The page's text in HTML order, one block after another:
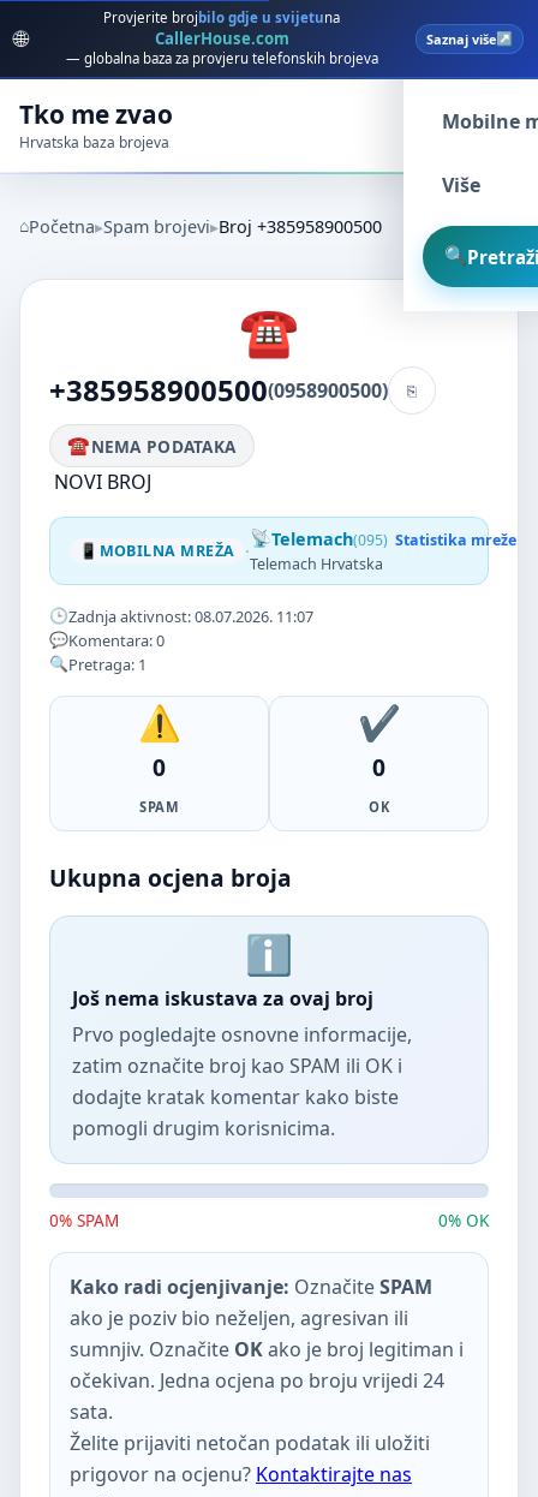
🌐
Provjerite broj bilo gdje u svijetuna
CallerHouse.com
— globalna baza za provjeru telefonskih brojeva
Saznaj više
Tko me zvao
Hrvatska baza brojeva
Spam
Mobilne
Više
Početna Spam brojevi Broj +385958900500
+385958900500(0958900500)
NEMA PODATAKA
NOVI BROJ
MOBILNA MREŽA · Telemach(095) Statistika mreže
Telemach Hrvatska
Zadnja aktivnost: 08.07.2026. 11:07
Komentara: 0
Pretraga: 1
0
SPAM
0
OK
Ukupna ocjena broja
Još nema iskustava za ovaj broj
Prvo pogledajte osnovne informacije,
zatim označite broj kao SPAM ili OK i
dodajte kratak komentar kako biste
pomogli drugim korisnicima.
0% SPAM 0% OK
Kako radi ocjenjivanje: OznačiteSPAM
ako je poziv bio neželjen, agresivan ili
sumnjiv. Označite OKako je broj legitiman i
očekivan. Jedna ocjena po broju vrijedi 24
sata.
Želite prijaviti netočan podatak ili uložiti
prigovor na ocjenu? Kontaktirajte nas